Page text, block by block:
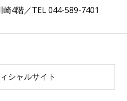
4階／TEL 044-589-7401
シャルサイト